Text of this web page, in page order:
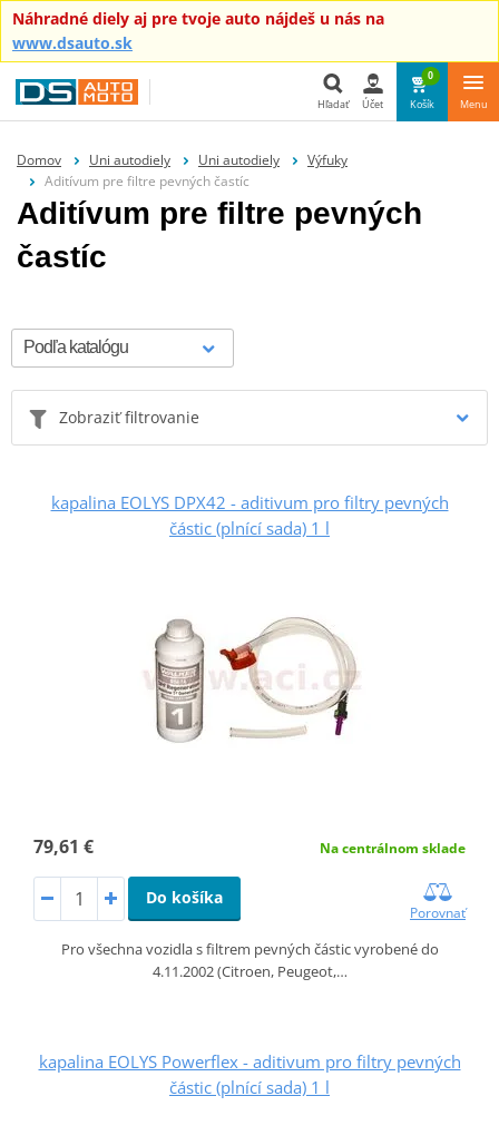
Náhradné diely aj pre tvoje auto nájdeš u nás na
www.dsauto.sk
Hľadať Účet
0
Košík Menu
Domov Uni autodiely Uni autodiely
Výfuky
Aditívum pre filtre pevných častíc
Aditívum pre filtre pevných
častíc
Zobraziť filtrovanie
kapalina EOLYS DPX42 - aditivum pro filtry pevných
částic (plnící sada) 1 l
79,61 € Na centrálnom sklade
Do košíka
Porovnať
Pro všechna vozidla s filtrem pevných částic vyrobené do
4.11.2002 (Citroen, Peugeot,…
kapalina EOLYS Powerflex - aditivum pro filtry pevných
částic (plnící sada) 1 l